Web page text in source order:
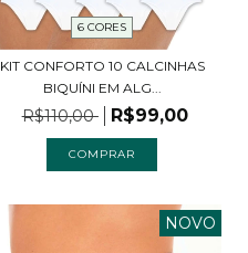
6 CORES
KIT CONFORTO 10 CALCINHAS
BIQUÍNI EM ALG...
R$110,00 R$99,00
COMPRAR
NOVO